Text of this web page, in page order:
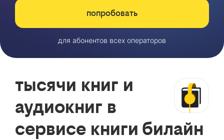
попробовать
для абонентов всех операторов
тысячи книг и
аудиокниг в
сервисе книги билайн